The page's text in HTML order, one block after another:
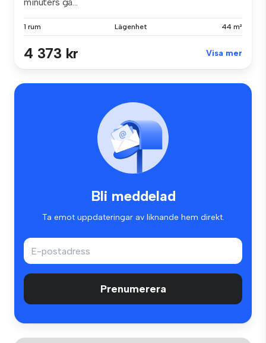
1 rum Lägenhet 44 m²
4 373 kr Visa mer
Bli meddelad
Ta emot uppdateringar av liknande hem direkt.
Prenumerera